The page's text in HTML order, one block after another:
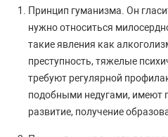
Принцип гуманизма. Он
нужно относиться
такие явления как
преступность, тяжелые
требуют регулярной
подобными недугами, имеют
развитие, получение